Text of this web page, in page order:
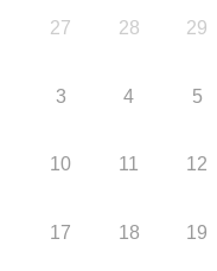
27 28 29
3 4 5
10 11 12
17 18 19